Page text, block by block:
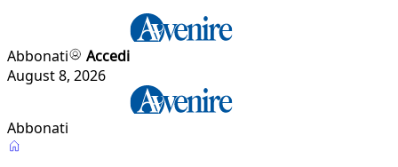
Abbonati
Accedi
August 8, 2026
Abbonati